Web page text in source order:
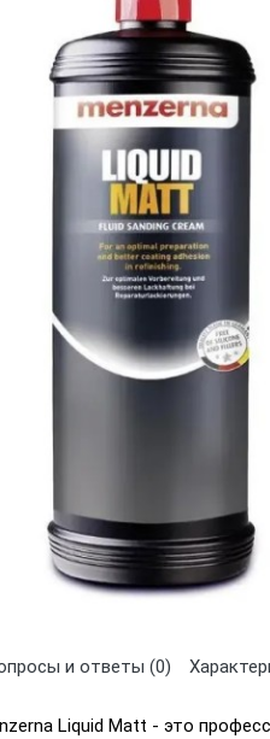
UA RU
и ответы (0)
Liquid Matt - это